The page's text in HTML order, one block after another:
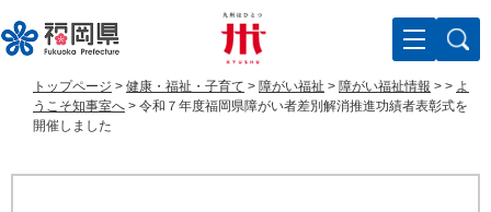
ー
ジ
す
ニ
ュ
し
トップページ > 健康・福祉・子育て > 障がい福祉 > 障がい福祉情報 > > よ
うこそ知事室へ > 令和７年度福岡県障がい者差別解消推進功績者表彰式を
開催しました